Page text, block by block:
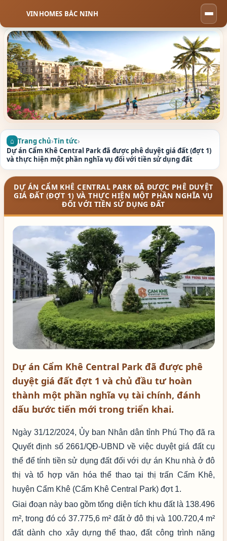
VINHOMES BẮC NINH
Trang chủ›Tin tức›
Dự án Cẩm Khê Central Park đã được phê duyệt giá đất (đợt 1)
và thực hiện một phần nghĩa vụ đối với tiền sử dụng đất
DỰ ÁN CẨM KHÊ CENTRAL PARK ĐÃ ĐƯỢC PHÊ DUYỆT
GIÁ ĐẤT (ĐỢT 1) VÀ THỰC HIỆN MỘT PHẦN NGHĨA VỤ
ĐỐI VỚI TIỀN SỬ DỤNG ĐẤT
Dự án Cẩm Khê Central Park đã được phê
duyệt giá đất đợt 1 và chủ đầu tư hoàn
thành một phần nghĩa vụ tài chính, đánh
dấu bước tiến mới trong triển khai.
Ngày 31/12/2024, Ủy ban Nhân dân tỉnh Phú Thọ đã ra
Quyết định số 2661/QĐ-UBND về việc duyệt giá đất cụ
thể để tính tiền sử dụng đất đối với dự án Khu nhà ở đô
thị và tổ hợp văn hóa thể thao tại thị trấn Cẩm Khê,
huyện Cẩm Khê (Cẩm Khê Central Park) đợt 1.
Giai đoạn này bao gồm tổng diện tích khu đất là 138.496
m², trong đó có 37.775,6 m² đất ở đô thị và 100.720,4 m²
đất dành cho xây dựng thể thao, đất công trình năng